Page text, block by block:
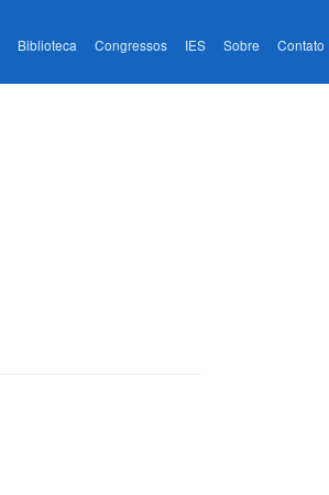
Biblioteca Congressos IES Sobre Contato